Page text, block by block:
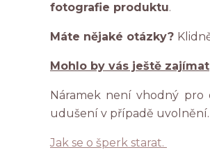
fotografie produktu.
Máte nějaké otázky?
Mohlo by vás ještě zajímat
Náramek není vhodný
udušení v případě
Jak se o šperk starat.